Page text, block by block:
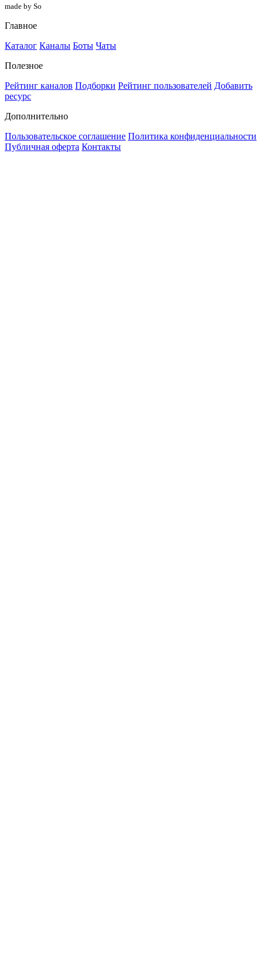
made by So
Главное
Каталог Каналы Боты Чаты
Полезное
Рейтинг каналов Подборки Рейтинг пользователей Добавить
ресурс
Дополнительно
Пользовательское соглашение Политика конфиденциальности
Публичная оферта Контакты